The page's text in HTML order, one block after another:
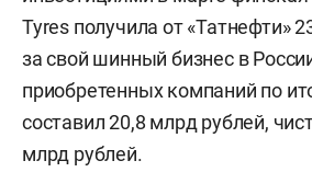
Tyres получила от «Татнефти»
за свой шинный бизнес в
приобретенных компаний по
составил 20,8 млрд рублей,
млрд рублей.